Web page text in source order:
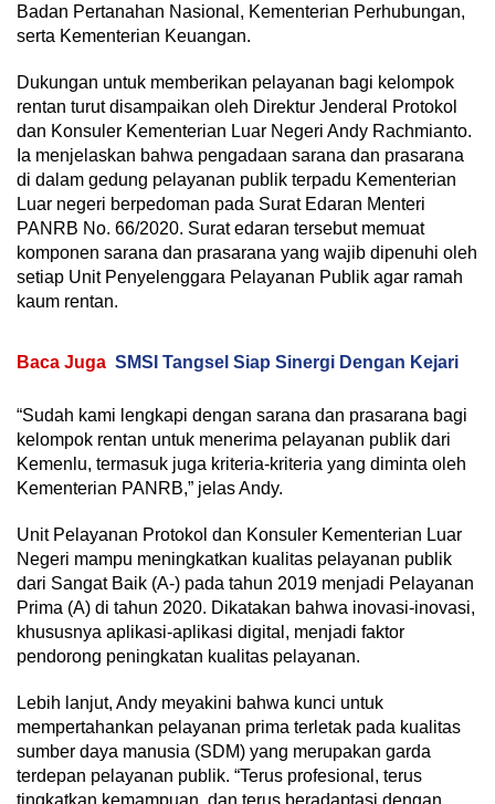
Badan Pertanahan Nasional, Kementerian Perhubungan,
serta Kementerian Keuangan.
Dukungan untuk memberikan pelayanan bagi kelompok
rentan turut disampaikan oleh Direktur Jenderal Protokol
dan Konsuler Kementerian Luar Negeri Andy Rachmianto.
Ia menjelaskan bahwa pengadaan sarana dan prasarana
di dalam gedung pelayanan publik terpadu Kementerian
Luar negeri berpedoman pada Surat Edaran Menteri
PANRB No. 66/2020. Surat edaran tersebut memuat
komponen sarana dan prasarana yang wajib dipenuhi oleh
setiap Unit Penyelenggara Pelayanan Publik agar ramah
kaum rentan.
Baca Juga SMSI Tangsel Siap Sinergi Dengan Kejari
“Sudah kami lengkapi dengan sarana dan prasarana bagi
kelompok rentan untuk menerima pelayanan publik dari
Kemenlu, termasuk juga kriteria-kriteria yang diminta oleh
Kementerian PANRB,” jelas Andy.
Unit Pelayanan Protokol dan Konsuler Kementerian Luar
Negeri mampu meningkatkan kualitas pelayanan publik
dari Sangat Baik (A-) pada tahun 2019 menjadi Pelayanan
Prima (A) di tahun 2020. Dikatakan bahwa inovasi-inovasi,
khususnya aplikasi-aplikasi digital, menjadi faktor
pendorong peningkatan kualitas pelayanan.
Lebih lanjut, Andy meyakini bahwa kunci untuk
mempertahankan pelayanan prima terletak pada kualitas
sumber daya manusia (SDM) yang merupakan garda
terdepan pelayanan publik. “Terus profesional, terus